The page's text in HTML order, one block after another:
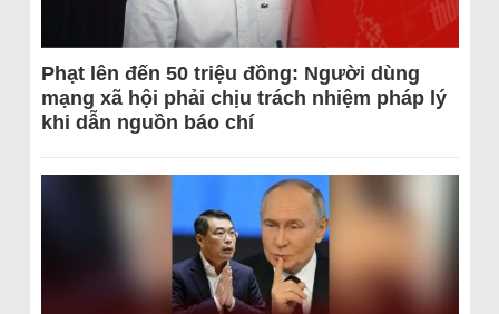
Phạt lên đến 50 triệu đồng: Người dùng
mạng xã hội phải chịu trách nhiệm pháp lý
khi dẫn nguồn báo chí